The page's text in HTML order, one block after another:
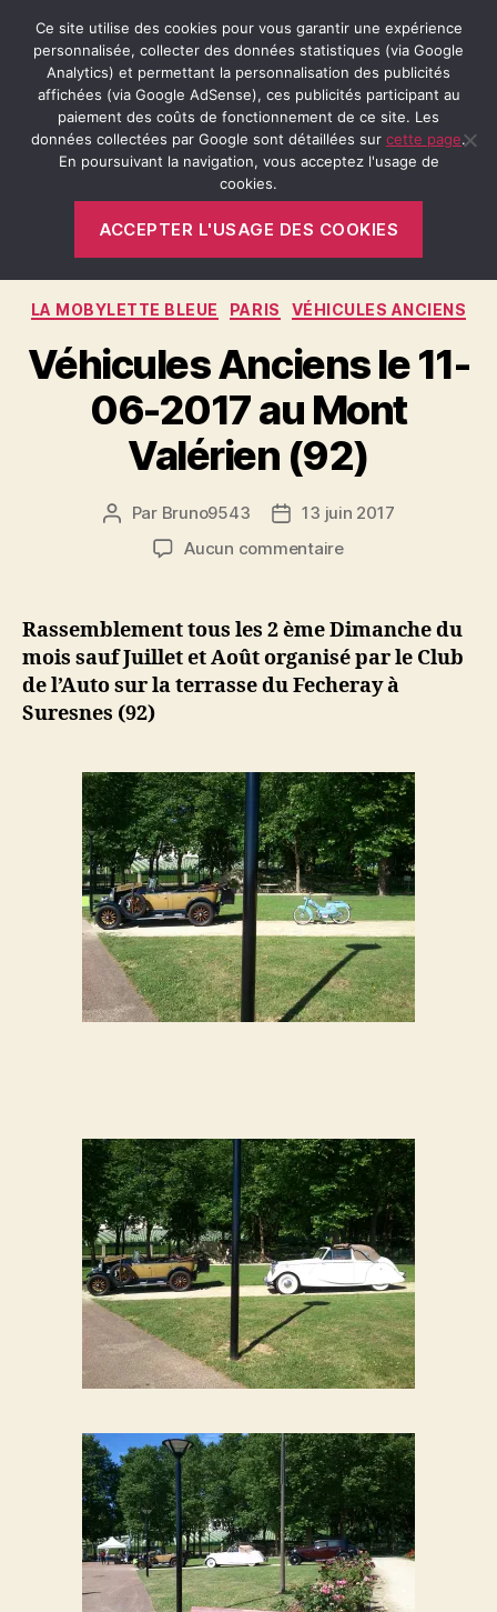
Recherche
Retro-
Passion.fr
Menu
Mois :juin 2017
Catégories
LA MOBYLETTE BLEUE PARIS VÉHICULES ANCIENS
Véhicules Anciens le 11-
06-2017 au Mont
Valérien (92)
Auteur
l’article
Par Bruno9543
Date13 juin 2017
Aucun commentairesur
le
11-
06-
2017
Valérien
(92)
Rassemblement tous les 2 ème Dimanche du
mois sauf Juillet et Août organisé par le Club
de l’Auto sur la terrasse du Fecheray à
Suresnes (92)
Ce site utilise des cookies pour vous garantir une expérience
personnalisée, collecter des données statistiques (via Google
Analytics) et permettant la personnalisation des publicités
affichées (via Google AdSense), ces publicités participant au
paiement des coûts de fonctionnement de ce site. Les
données collectées par Google sont détaillées sur cette page.
En poursuivant la navigation, vous acceptez l'usage de
cookies.
ACCEPTER L'USAGE DES COOKIES